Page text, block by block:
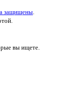
защищены.
вы ищете.